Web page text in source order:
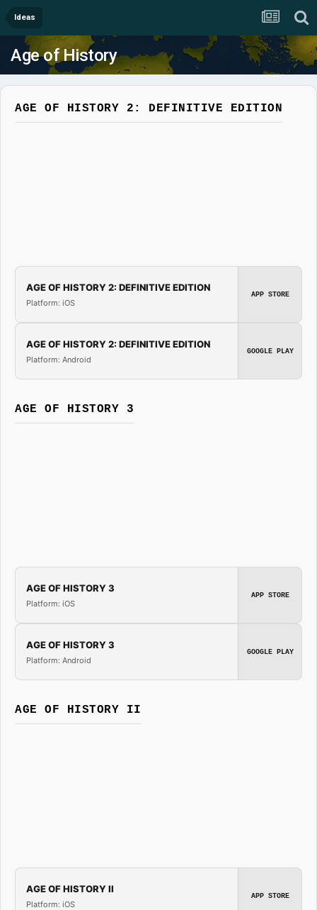
Ideas
Age of History
AGE OF HISTORY 2: DEFINITIVE EDITION
AGE OF HISTORY 2: DEFINITIVE EDITION
Platform: iOS
APP STORE
AGE OF HISTORY 2: DEFINITIVE EDITION
Platform: Android
GOOGLE PLAY
AGE OF HISTORY 3
AGE OF HISTORY 3
Platform: iOS
APP STORE
AGE OF HISTORY 3
Platform: Android
GOOGLE PLAY
AGE OF HISTORY II
AGE OF HISTORY II
Platform: iOS
APP STORE